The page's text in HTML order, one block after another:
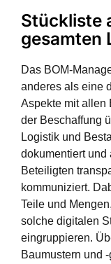
Stückliste
gesamten
Das BOM-
anderes als eine
Aspekte mit allen
der Beschaffung
Logistik und
dokumentiert und
Beteiligten
kommuniziert.
Teile und
solche digitalen
eingruppieren.
Baumustern und